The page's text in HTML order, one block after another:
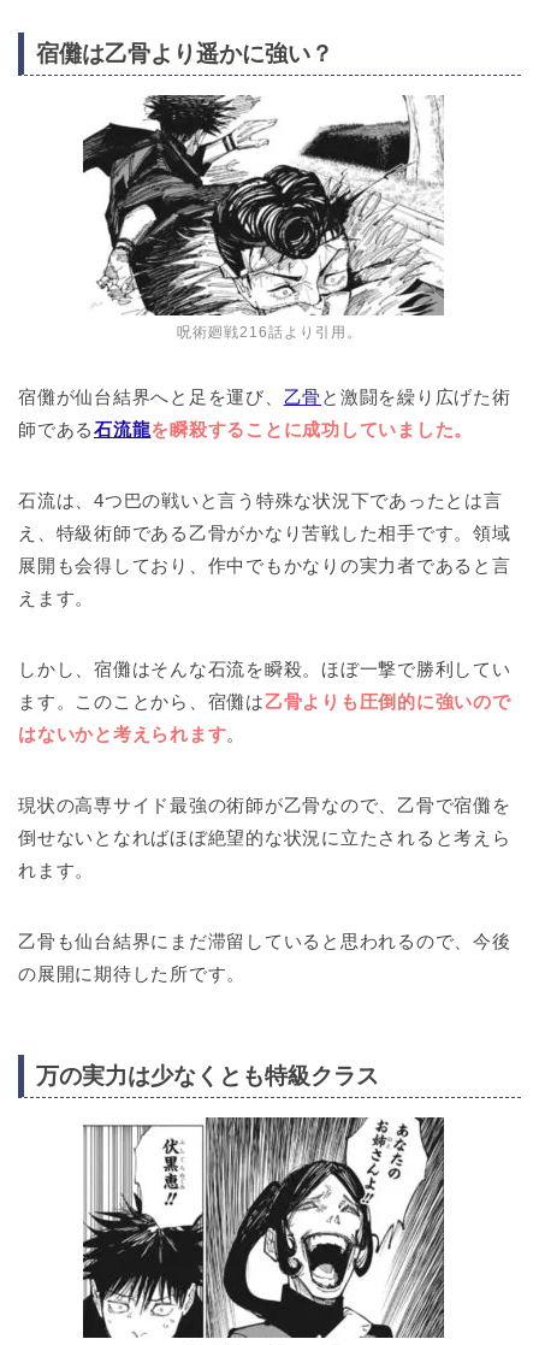
宿儺は乙骨より遥かに強い？
呪術廻戦216話より引用。
宿儺が仙台結界へと足を運び、 乙骨と激闘を繰り広げた術
師である石流龍を瞬殺することに成功していました。
石流は、4つ巴の戦いと言う特殊な状況下であったとは言
え、特級術師である乙骨がかなり苦戦した相手です。領域
展開も会得しており、作中でもかなりの実力者であると言
えます。
しかし、宿儺はそんな石流を瞬殺。ほぼ一撃で勝利してい
ます。このことから、宿儺は乙骨よりも圧倒的に強いので
はないかと考えられます。
現状の高専サイド最強の術師が乙骨なので、乙骨で宿儺を
倒せないとなればほぼ絶望的な状況に立たされると考えら
れます。
乙骨も仙台結界にまだ滞留していると思われるので、今後
の展開に期待した所です。
万の実力は少なくとも特級クラス